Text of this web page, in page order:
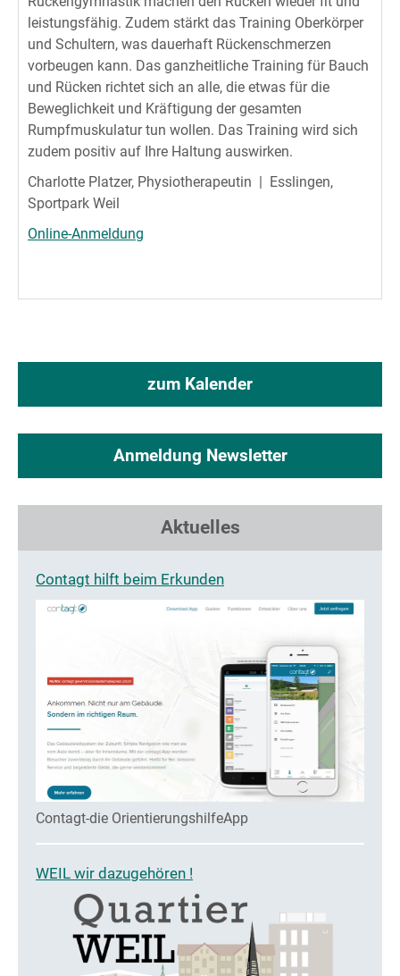
leistungsfähig. Zudem stärkt das Training Oberkörper
und Schultern, was dauerhaft Rückenschmerzen
vorbeugen kann. Das ganzheitliche Training für Bauch
und Rücken richtet sich an alle, die etwas für die
Beweglichkeit und Kräftigung der gesamten
Rumpfmuskulatur tun wollen. Das Training wird sich
zudem positiv auf Ihre Haltung auswirken.
Charlotte Platzer, Physiotherapeutin | Esslingen,
Sportpark Weil
Online-Anmeldung
zum Kalender
Anmeldung Newsletter
Aktuelles
Contagt hilft beim Erkunden
Contagt-die OrientierungshilfeApp
WEIL wir dazugehören !